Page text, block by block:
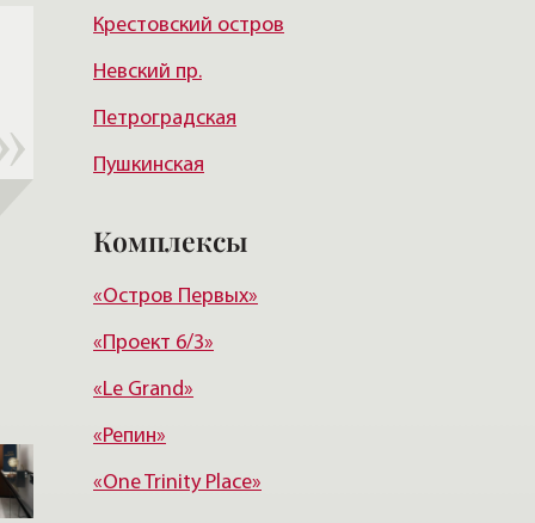
Курортный район
Крестовский остров
Невский пр.
Петроградская
Пушкинская
Маяковская
Новочеркасская
Озерки
Адмиралтейская
Комплексы
«Остров Первых»
«Проект 6/3»
«Le Grand»
«Репин»
«One Trinity Place»